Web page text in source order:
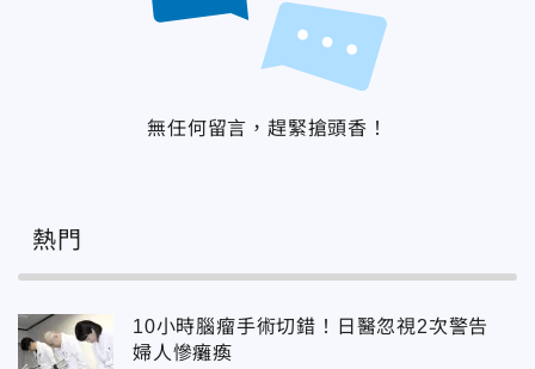
無任何留言，趕緊搶頭香！
熱門
10小時腦瘤手術切錯！日醫忽視2次警告
婦人慘癱瘓